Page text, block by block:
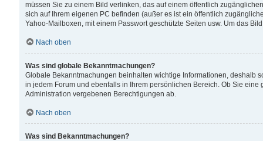
müssen Sie zu einem Bild verlinken, das auf einem öffentlich
sich auf Ihrem eigenen PC befinden (außer es ist ein öffentlich
Yahoo-Mailboxen, mit einem Passwort geschützte Seiten usw. Um das
Nach oben
Was sind globale Bekanntmachungen?
Globale Bekanntmachungen beinhalten wichtige Informationen, deshalb
in jedem Forum und ebenfalls in Ihrem persönlichen Bereich. Ob Sie
Administration vergebenen Berechtigungen ab.
Nach oben
Was sind Bekanntmachungen?